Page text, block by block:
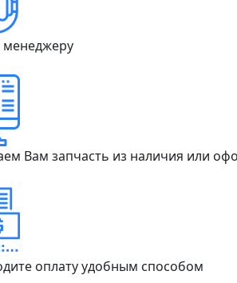
менеджеру
Вам запчасть из наличия или
оплату удобным способом